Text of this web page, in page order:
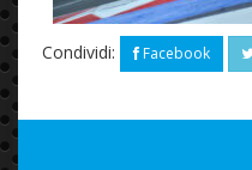
Condividi: Facebook